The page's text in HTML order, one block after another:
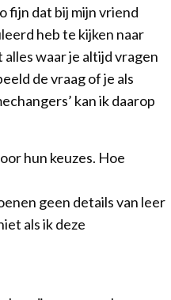
fijn dat bij mijn vriend
heb te kijken naar
alles waar je altijd vragen
de vraag of je als
kan ik daarop
hun keuzes. Hoe
geen details van leer
als ik deze